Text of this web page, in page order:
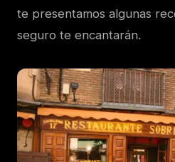
te presentamos algunas
seguro te encantarán.